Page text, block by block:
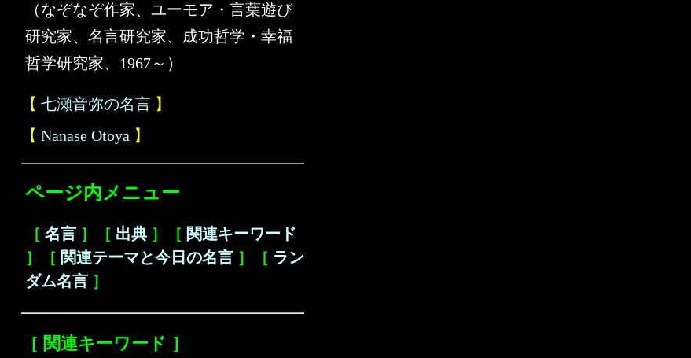
（なぞなぞ作家、ユーモア・言葉遊び
研究家、名言研究家、成功哲学・幸福
哲学研究家、1967～）
【 七瀬音弥の名言 】
【 Nanase Otoya 】
ページ内メニュー
［ 名言 ］［ 出典 ］［ 関連キーワード
］［ 関連テーマと今日の名言 ］［ ラン
ダム名言 ］
［ 関連キーワード ］